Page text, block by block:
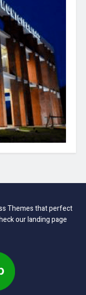
Themes that perfect
our landing page